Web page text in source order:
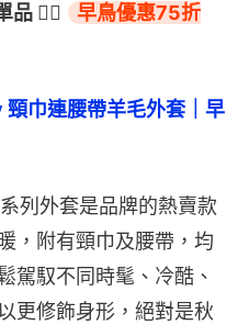
👉🏻
早鳥優惠75折
巾連腰帶羊毛外套｜早
列外套是品牌的熱賣款
，附有頸巾及腰帶，均
駕馭不同時髦、冷酷、
更修飾身形，絕對是秋